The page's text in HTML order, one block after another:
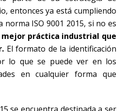
entonces ya está cumpliendo
ISO 9001 2015, si no es
mejor práctica industrial que
El formato de la identificación
lo que se puede ver en los
en cualquier forma que
se encuentra destinada a ser